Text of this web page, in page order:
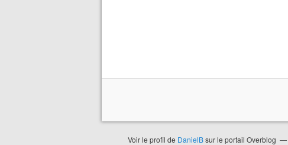
Voir le profil de DanielBsur le portail Overblog